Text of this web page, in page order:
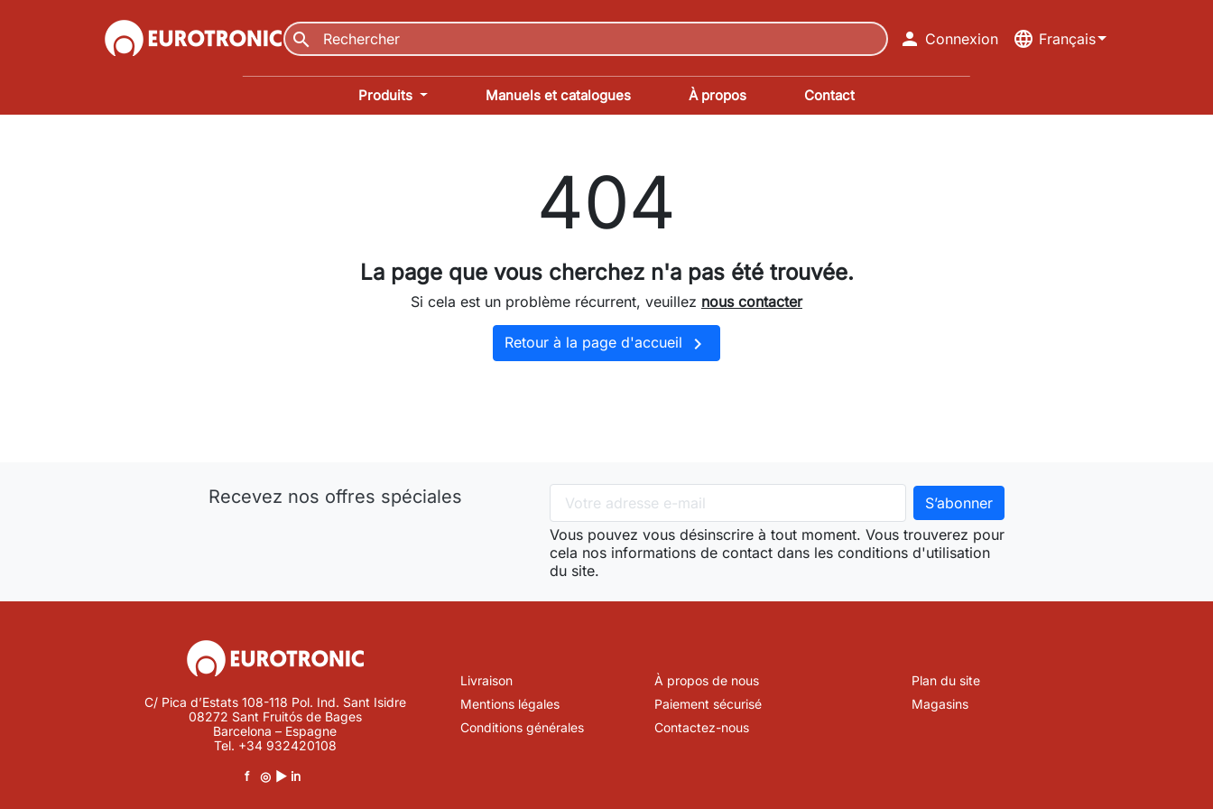
search  Connexion language Français
Produits Manuels et catalogues À propos Contact
404
La page que vous cherchez n'a pas été trouvée.
Si cela est un problème récurrent, veuillez nous contacter
Retour à la page d'accueil 
Recevez nos offres spéciales
Vous pouvez vous désinscrire à tout moment. Vous trouverez pour
cela nos informations de contact dans les conditions d'utilisation
du site.
C/ Pica d’Estats 108-118 Pol. Ind. Sant Isidre
08272 Sant Fruitós de Bages
Barcelona – Espagne
Tel. +34 932420108
f
◎ ▶ in
Livraison
Mentions légales
Conditions générales
À propos de nous
Paiement sécurisé
Contactez-nous
Plan du site
Magasins